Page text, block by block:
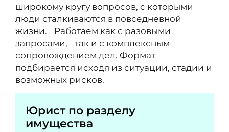
широкому кругу вопросов, с которыми
люди сталкиваются в повседневной
жизни. Работаем как с разовыми
запросами, так и с комплексным
сопровождением дел. Формат
подбирается исходя из ситуации, стадии и
возможных рисков.
Юрист по разделу
имущества